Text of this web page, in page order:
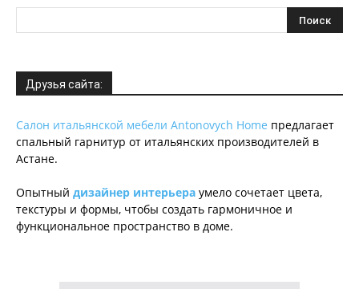
Друзья сайта:
Салон итальянской мебели Antonovych Home предлагает
спальный гарнитур от итальянских производителей в
Астане.
Опытный дизайнер интерьера умело сочетает цвета,
текстуры и формы, чтобы создать гармоничное и
функциональное пространство в доме.